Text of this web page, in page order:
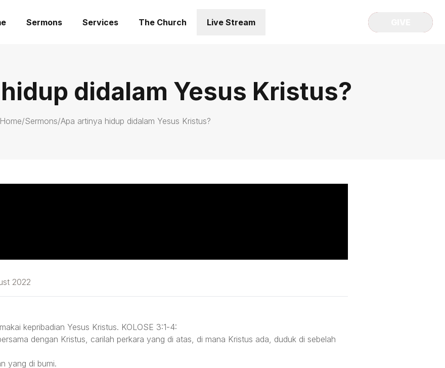
Sermons Services The Church Live Stream
didalam Yesus Kristus?
Home/Sermons/Apa artinya hidup didalam Yesus Kristus?
2022
kepribadian Yesus Kristus. KOLOSE 3:1-4:
dengan Kristus, carilah perkara yang di atas, di mana Kristus ada, duduk di sebelah
yang di bumi.